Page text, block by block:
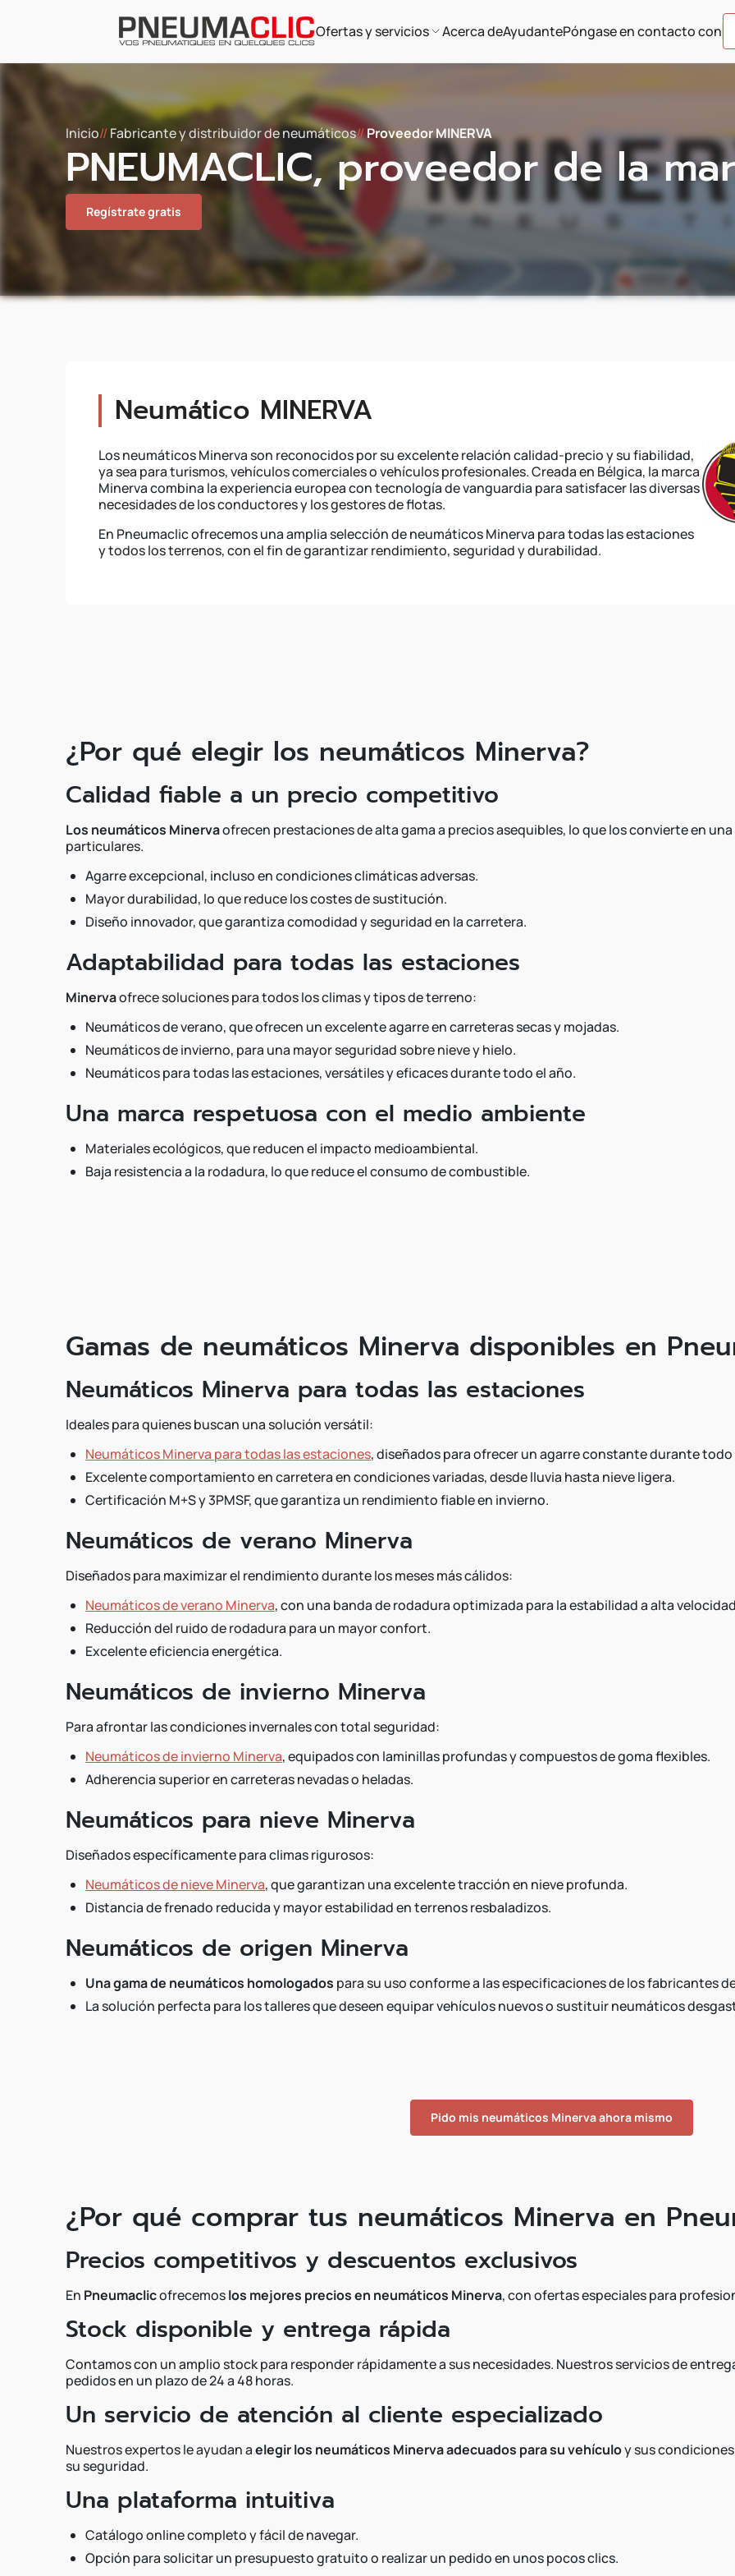
Ofertas y servicios Acerca deAyudantePóngase en contacto con
Inicio//Fabricante y distribuidor de neumáticos//Proveedor MINERVA
PNEUMACLIC, proveedor de la
Regístrate gratis
Neumático MINERVA
Los neumáticos Minerva son reconocidos por su excelente relación calidad-precio y su fiabilidad,
ya sea para turismos, vehículos comerciales o vehículos profesionales. Creada en Bélgica, la marca
Minerva combina la experiencia europea con tecnología de vanguardia para satisfacer las diversas
necesidades de los conductores y los gestores de flotas.
En Pneumaclic ofrecemos una amplia selección de neumáticos Minerva para todas las estaciones
y todos los terrenos, con el fin de garantizar rendimiento, seguridad y durabilidad.
¿Por qué elegir los neumáticos Minerva?
Calidad fiable a un precio competitivo
Los neumáticos Minervaofrecen prestaciones de alta gama a precios asequibles, lo que los convierte en
particulares.
Agarre excepcional, incluso en condiciones climáticas adversas.
Mayor durabilidad, lo que reduce los costes de sustitución.
Diseño innovador, que garantiza comodidad y seguridad en la carretera.
Adaptabilidad para todas las estaciones
Minervaofrece soluciones para todos los climas y tipos de terreno:
Neumáticos de verano, que ofrecen un excelente agarre en carreteras secas y mojadas.
Neumáticos de invierno, para una mayor seguridad sobre nieve y hielo.
Neumáticos para todas las estaciones, versátiles y eficaces durante todo el año.
Una marca respetuosa con el medio ambiente
Materiales ecológicos, que reducen el impacto medioambiental.
Baja resistencia a la rodadura, lo que reduce el consumo de combustible.
Gamas de neumáticos Minerva disponibles en
Neumáticos Minerva para todas las estaciones
Ideales para quienes buscan una solución versátil:
Neumáticos Minerva para todas las estaciones, diseñados para ofrecer un agarre constante durante todo
Excelente comportamiento en carretera en condiciones variadas, desde lluvia hasta nieve ligera.
Certificación M+S y 3PMSF, que garantiza un rendimiento fiable en invierno.
Neumáticos de verano Minerva
Diseñados para maximizar el rendimiento durante los meses más cálidos:
Neumáticos de verano Minerva, con una banda de rodadura optimizada para la estabilidad a alta
Reducción del ruido de rodadura para un mayor confort.
Excelente eficiencia energética.
Neumáticos de invierno Minerva
Para afrontar las condiciones invernales con total seguridad:
Neumáticos de invierno Minerva, equipados con laminillas profundas y compuestos de goma flexibles.
Adherencia superior en carreteras nevadas o heladas.
Neumáticos para nieve Minerva
Diseñados específicamente para climas rigurosos:
Neumáticos de nieve Minerva, que garantizan una excelente tracción en nieve profunda.
Distancia de frenado reducida y mayor estabilidad en terrenos resbaladizos.
Neumáticos de origen Minerva
Una gama de neumáticos homologados para su uso conforme a las especificaciones de los fabricantes
La solución perfecta para los talleres que deseen equipar vehículos nuevos o sustituir neumáticos
Pido mis neumáticos Minerva ahora mismo
¿Por qué comprar tus neumáticos Minerva en
Precios competitivos y descuentos exclusivos
En Pneumaclicofrecemoslos mejores precios en neumáticos Minerva, con ofertas especiales para
Stock disponible y entrega rápida
Contamos con un amplio stock para responder rápidamente a sus necesidades. Nuestros servicios de
pedidos en un plazo de 24 a 48 horas.
Un servicio de atención al cliente especializado
Nuestros expertos le ayudan aelegir los neumáticos Minerva adecuados para su vehículoy sus
su seguridad.
Una plataforma intuitiva
Catálogo online completo y fácil de navegar.
Opción para solicitar un presupuesto gratuito o realizar un pedido en unos pocos clics.